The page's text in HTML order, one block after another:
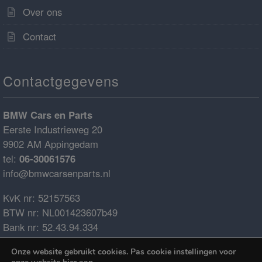
Over ons
Contact
Contactgegevens
BMW Cars en Parts
Eerste Industrieweg 20
9902 AM Appingedam
tel: 06-30061576
info@bmwcarsenparts.nl
KvK nr: 52157563
BTW nr: NL001423607b49
Bank nr: 52.43.94.334
IBAN: NL68ABNA0524394334
BIC: ABNANL2A
Onze website gebruikt cookies. Pas cookie instellingen voor